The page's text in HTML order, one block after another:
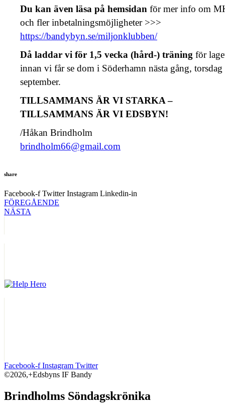
Du kan även läsa på hemsidan för mer info om
och fler inbetalningsmöjligheter >>>
https://bandybyn.se/miljonklubben/
Då laddar vi för 1,5 vecka (hård-) träning för
innan vi får se dom i Söderhamn nästa gång, torsdag
september.
TILLSAMMANS ÄR VI STARKA –
TILLSAMMANS ÄR VI EDSBYN!
/Håkan Brindholm
brindholm66@gmail.com
share
Facebook-f Twitter Instagram Linkedin-in
FÖREGÅENDE
NÄSTA
Facebook-f Instagram Twitter
©2026,+Edsbyns IF Bandy
Brindholms Söndagskrönika